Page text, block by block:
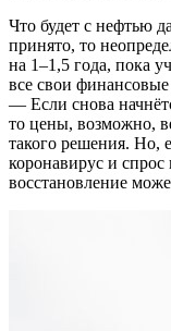
Что будет с нефтью
принято, то
на 1–1,5 года, пока
все свои
— Если снова
то цены, возможно,
такого решения. Но,
коронавирус и
восстановление